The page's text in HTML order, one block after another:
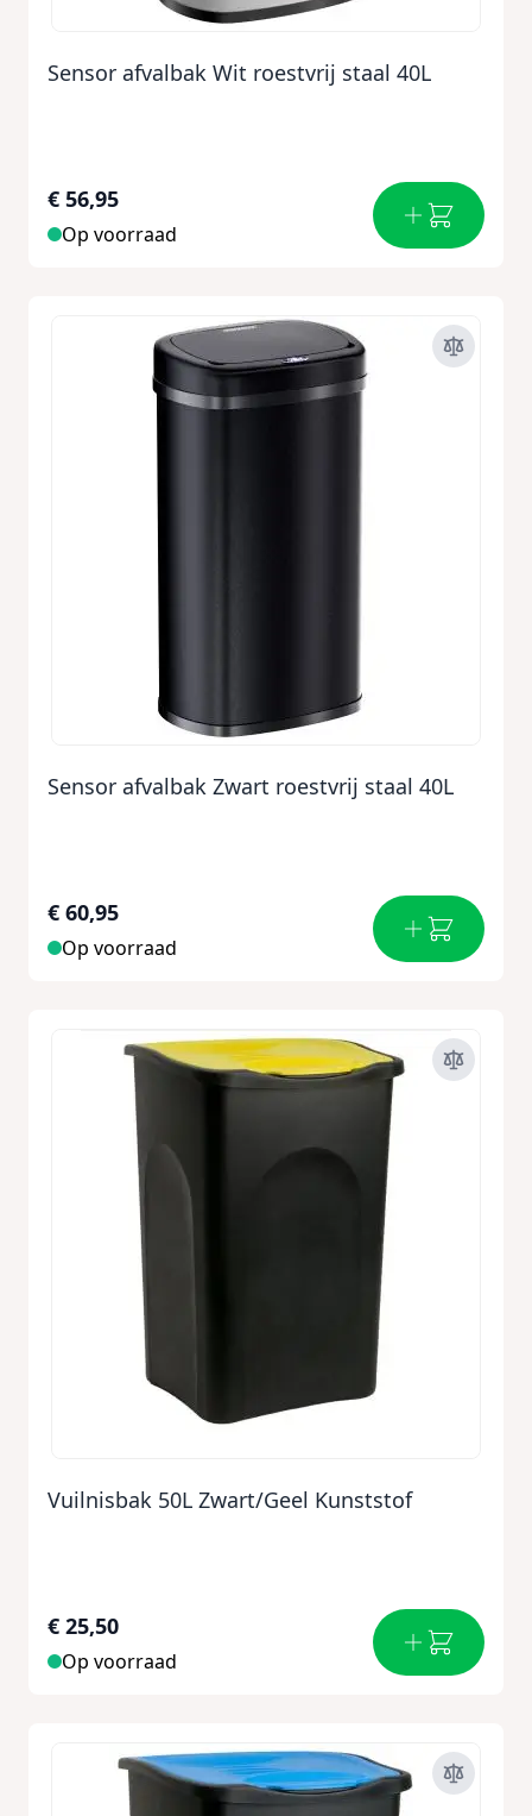
Sensor afvalbak Wit roestvrij staal 40L
€ 56,95
Op voorraad
Sensor afvalbak Zwart roestvrij staal 40L
€ 60,95
Op voorraad
Vuilnisbak 50L Zwart/Geel Kunststof
€ 25,50
Op voorraad